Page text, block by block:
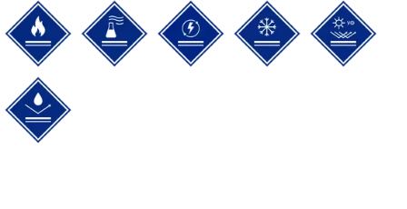
термостойкийхимически стойкийэлектроизоляционный
морозостойкий
УФ-
водонепроницаемый